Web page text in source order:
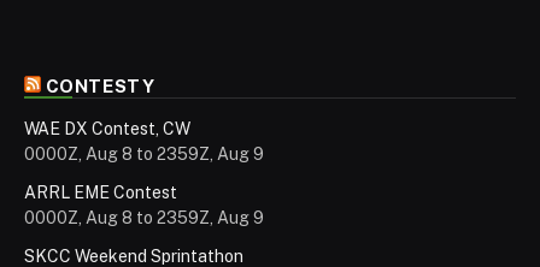
CONTESTY
WAE DX Contest, CW
0000Z, Aug 8 to 2359Z, Aug 9
ARRL EME Contest
0000Z, Aug 8 to 2359Z, Aug 9
SKCC Weekend Sprintathon